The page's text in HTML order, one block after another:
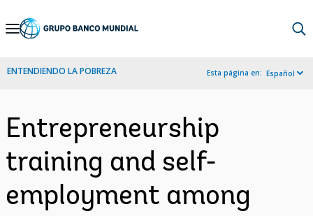
Skip
Navigation
ENTENDIENDO LA POBREZA Esta página en: Español
Entrepreneurship
training and self-
employment among